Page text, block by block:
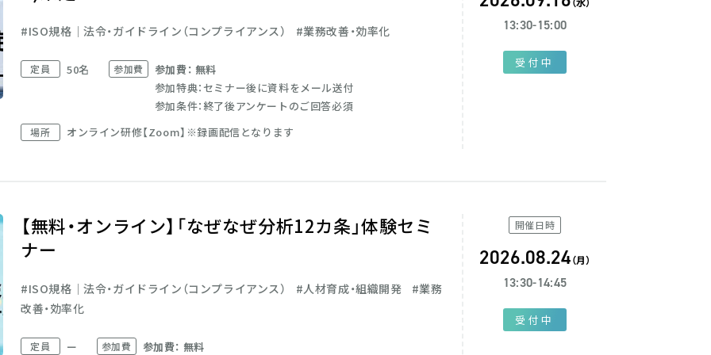
ISO規格│法令・ガイドライン（コンプライアンス） 業務改善・効率化
定員 50名 参加費
参加費： 無料
参加特典：セミナー後に資料をメール送付
参加条件：終了後アンケートのご回答必須
場所 オンライン研修【Zoom】※録画配信となります
13:30-15:00
受付中
【無料・オンライン】「なぜなぜ分析12カ条」体験セミ
ナー
ISO規格│法令・ガイドライン（コンプライアンス） 人材育成・組織開発
業務
改善・効率化
定員 ー 参加費 参加費： 無料
開催日時
2026.08.24（月）
13:30-14:45
受付中